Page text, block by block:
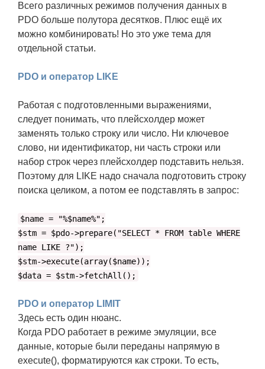
Всего различных режимов получения данных в
PDO больше полутора десятков. Плюс ещё их
можно комбинировать! Но это уже тема для
отдельной статьи.
PDO и оператор LIKE
Работая с подготовленными выражениями,
следует понимать, что плейсхолдер может
заменять только строку или число. Ни ключевое
слово, ни идентификатор, ни часть строки или
набор строк через плейсхолдер подставить нельзя.
Поэтому для LIKE надо сначала подготовить строку
поиска целиком, а потом ее подставлять в запрос:
$name = "%$name%";
$stm = $pdo->prepare("SELECT * FROM table WHERE
name LIKE ?");
$stm->execute(array($name));
$data = $stm->fetchAll();
PDO и оператор LIMIT
Здесь есть один нюанс.
Когда PDO работает в режиме эмуляции, все
данные, которые были переданы напрямую в
execute(), форматируются как строки. То есть,